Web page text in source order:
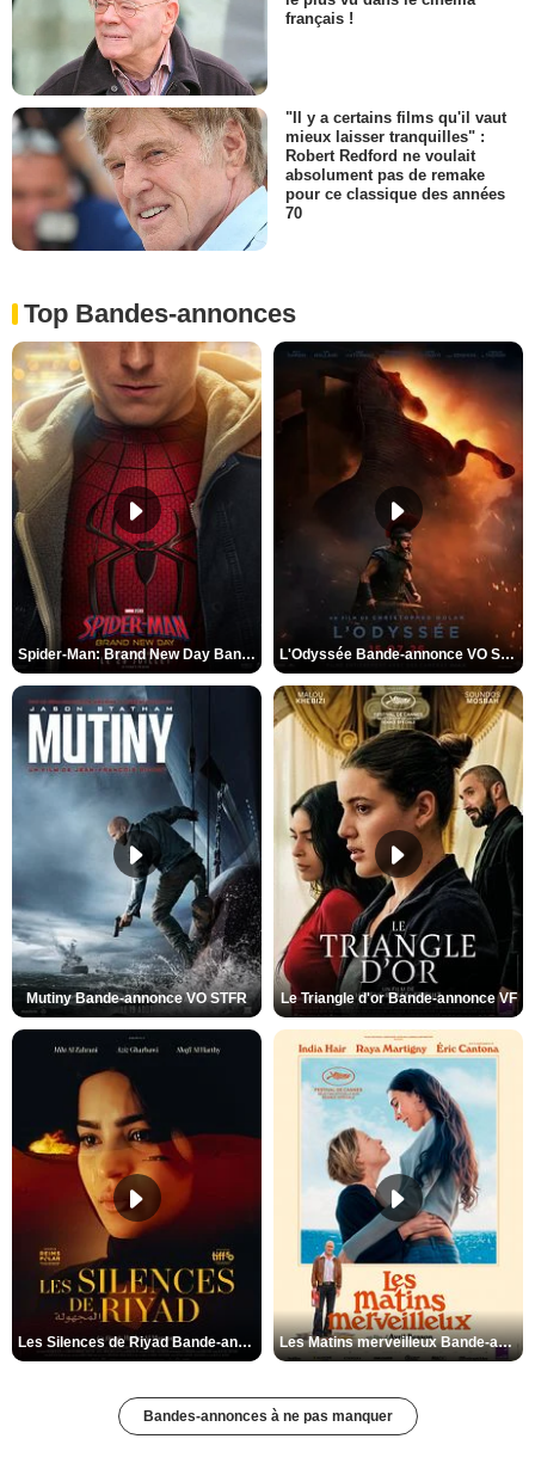
français !
"Il y a certains films qu'il vaut
mieux laisser tranquilles" :
Robert Redford ne voulait
absolument pas de remake
pour ce classique des années
70
Top Bandes-annonces
Spider-Man: Brand New Day Bande-annonce VO STFR L'Odyssée Bande-annonce VO STFR
Mutiny Bande-annonce VO STFR Le Triangle d'or Bande-annonce VF
Les Silences de Riyad Bande-annonce VO STFR Les Matins merveilleux Bande-annonce VF
Bandes-annonces à ne pas manquer